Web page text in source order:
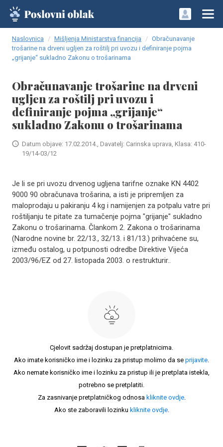
Naslovnica Mišljenja Ministarstva financija
Obračunavanje
trošarine na drveni ugljen za roštilj pri uvozu i definiranje pojma
„grijanje“ sukladno Zakonu o trošarinama
Obračunavanje trošarine na drveni
ugljen za roštilj pri uvozu i
definiranje pojma „grijanje“
sukladno Zakonu o trošarinama
Datum objave: 17.02.2014., Davatelj: Carinska uprava, Klasa: 410-
19/14-03/12
Je li se pri uvozu drvenog ugljena tarifne oznake KN 4402
9000 90 obračunava trošarina, a isti je pripremljen za
maloprodaju u pakiranju 4 kg i namijenjen za potpalu vatre pri
roštiljanju te pitate za tumačenje pojma "grijanje" sukladno
Zakonu o trošarinama. Člankom 2. Zakona o trošarinama
(Narodne novine br. 22/13., 32/13. i 81/13.) prihvaćene su,
između ostalog, u potpunosti odredbe Direktive Vijeća
2003/96/EZ od 27. listopada 2003. o restrukturir..
Cjelovit sadržaj dostupan je pretplatnicima.
Ako imate korisničko ime i lozinku za pristup molimo da se prijavite.
Ako nemate korisničko ime i lozinku za pristup ili je pretplata istekla,
potrebno se pretplatiti.
Za zasnivanje pretplatničkog odnosa kliknite ovdje.
Ako ste zaboravili lozinku kliknite ovdje.